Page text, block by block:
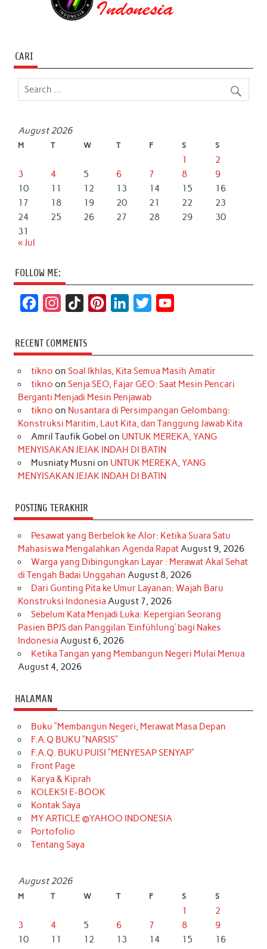
CARI
August 2026
M T W T F S S
1
2
3
4 5 6 7 8
9
10
11 12 13 14 15
16
17
18 19 20 21 22
23
24
25 26 27 28 29
30
31
« Jul
FOLLOW ME:
c
e
b
o
k
s
t
a
r
a
m
k
T
o
k
t
e
e
s
t
k
e
d
I
n
t
t
r
T
u
e
RECENT COMMENTS
tikno on Soal Ikhlas, Kita Semua Masih Amatir
tikno on Senja SEO, Fajar GEO: Saat Mesin Pencari
Berganti Menjadi Mesin Penjawab
tikno on Nusantara di Persimpangan Gelombang:
Konstruksi Maritim, Laut Kita, dan Tanggung Jawab Kita
Amril Taufik Gobel on UNTUK MEREKA, YANG
MENYISAKAN JEJAK INDAH DI BATIN
Musniaty Musni on UNTUK MEREKA, YANG
MENYISAKAN JEJAK INDAH DI BATIN
POSTING TERAKHIR
Pesawat yang Berbelok ke Alor: Ketika Suara Satu
Mahasiswa Mengalahkan Agenda RapatAugust 9, 2026
Warga yang Dibingungkan Layar : Merawat Akal Sehat
di Tengah Badai Unggahan August 8, 2026
Dari Gunting Pita ke Umur Layanan: Wajah Baru
Konstruksi Indonesia August 7, 2026
Sebelum Kata Menjadi Luka: Kepergian Seorang
Pasien BPJS dan Panggilan ‘Einfühlung’ bagi Nakes
Indonesia August 6, 2026
Ketika Tangan yang Membangun Negeri Mulai Menua
August 4, 2026
HALAMAN
Buku “Membangun Negeri, Merawat Masa Depan
F.A.Q BUKU “NARSIS”
F.A.Q. BUKU PUISI “MENYESAP SENYAP”
Front Page
Karya & Kiprah
KOLEKSI E-BOOK
Kontak Saya
MY ARTICLE @YAHOO INDONESIA
Portofolio
Tentang Saya
August 2026
M T W T F S S
1
2
3
4 5 6 7 8
9
10
11 12 13 14 15
16